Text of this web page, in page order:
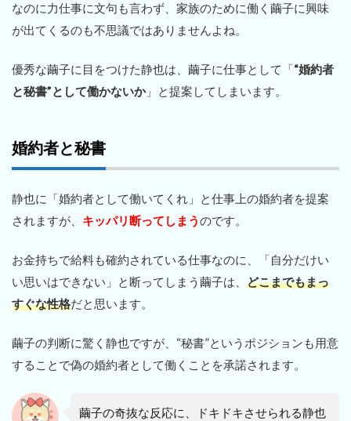
なのに力仕事に文句も言わず、家族のために働く繭子に興味
が出てくるのも不思議ではありませんよね。
優秀な繭子に目をつけた静也は、繭子に仕事として「“婚約者
と秘書”として働かないか」と提案してしまいます。
婚約者と秘書
静也に「婚約者として働いてくれ」と仕事上の婚約者を提案
されますが、 キッパリ断ってしまうのです。
お金持ちで給料も確約されている仕事なのに、「自分だけい
い思いはできない」と断ってしまう繭子は、 どこまでもまっ
すぐな性格だと思います。
繭子の判断に驚く静也ですが、“秘書”というポジションも用意
することで偽の婚約者として働くことを承諾されます。
繭子の奇抜な反応に、ドキドキさせられる静也